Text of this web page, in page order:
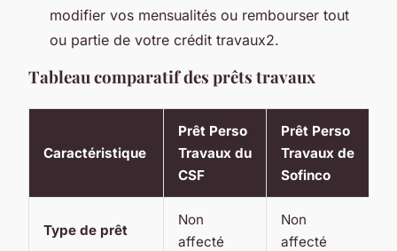
modifier vos mensualités ou rembourser tout
ou partie de votre crédit travaux2.
Tableau comparatif des prêts travaux
Caractéristique
Prêt Perso
Travaux du
CSF
Prêt Perso
Travaux de
Sofinco
Type de prêt
Non
affecté
Non
affecté